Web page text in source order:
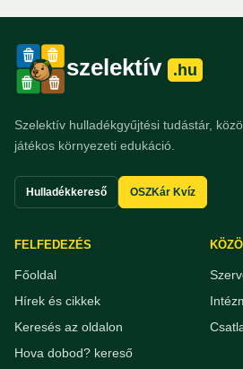
szelektív .hu
Szelektív hulladékgyűjtési tudástár,
játékos környezeti edukáció.
Hulladékkereső OSZKár Kvíz
FELFEDEZÉS
Főoldal
Hírek és cikkek
Keresés az oldalon
Hova dobod? kereső